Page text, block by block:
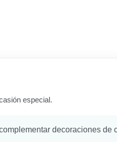
especial.
decoraciones de